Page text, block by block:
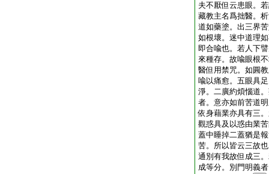
夫不厭但云患眼。
藏教主名爲拙醫。
道如藥塗。出三界
如根壞。迷中道理
即合喩也。若人下
來種存。故喩眼根
醫但用禁咒。如圓
喩以痛愈。五眼具
淨。二廣約煩惱道
者。意亦如前苦道
依身藉業亦具有三
觀惑具及以惑由業
蓋中睡掉二蓋猶是
苦。所以皆云三故
通別有我故但成三
成等分。別門明義